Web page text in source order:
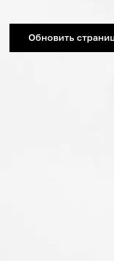
Обновить